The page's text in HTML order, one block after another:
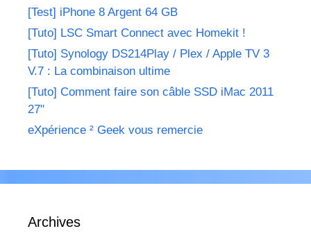
[Test] iPhone 8 Argent 64 GB
[Tuto] LSC Smart Connect avec Homekit !
[Tuto] Synology DS214Play / Plex / Apple TV 3
V.7 : La combinaison ultime
[Tuto] Comment faire son câble SSD iMac 2011
27"
eXpérience ² Geek vous remercie
Archives